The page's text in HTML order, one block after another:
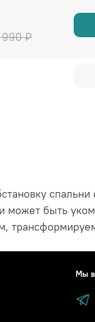
990 ₽
может быть
Мы в